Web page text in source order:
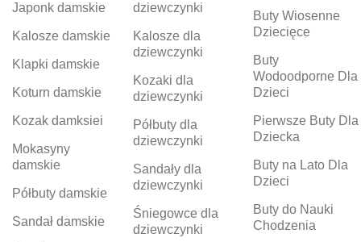
Japonk damskie
Kalosze damskie
Klapki damskie
Koturn damskie
Kozak damksiei
Mokasyny
damskie
Półbuty damskie
Sandał damskie
dziewczynki
Kalosze dla
dziewczynki
Kozaki dla
dziewczynki
Półbuty dla
dziewczynki
Sandały dla
dziewczynki
Śniegowce dla
dziewczynki
Buty Wiosenne
Dziecięce
Buty
Wodoodporne Dla
Dzieci
Pierwsze Buty Dla
Dziecka
Buty na Lato Dla
Dzieci
Buty do Nauki
Chodzenia